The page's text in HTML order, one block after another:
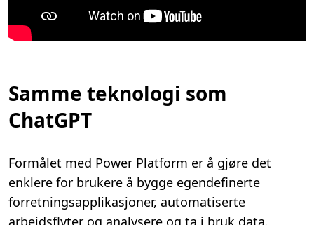
Samme teknologi som
ChatGPT
Formålet med Power Platform er å gjøre det
enklere for brukere å bygge egendefinerte
forretningsapplikasjoner, automatiserte